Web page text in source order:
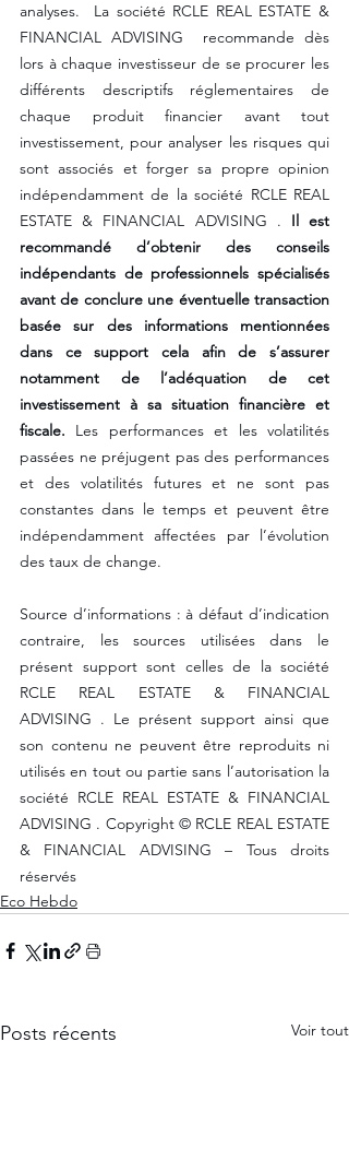
analyses.  La société RCLE REAL ESTATE &
FINANCIAL ADVISING  recommande dès
lors à chaque investisseur de se procurer les
différents descriptifs réglementaires de
chaque produit financier avant tout
investissement, pour analyser les risques qui
sont associés et forger sa propre opinion
indépendamment de la société RCLE REAL
ESTATE & FINANCIAL ADVISING . Il est
recommandé d’obtenir des conseils
indépendants de professionnels spécialisés
avant de conclure une éventuelle transaction
basée sur des informations mentionnées
dans ce support cela afin de s’assurer
notamment de l’adéquation de cet
investissement à sa situation financière et
fiscale. Les performances et les volatilités
passées ne préjugent pas des performances
et des volatilités futures et ne sont pas
constantes dans le temps et peuvent être
indépendamment affectées par l’évolution
des taux de change.
Source d’informations : à défaut d’indication
contraire, les sources utilisées dans le
présent support sont celles de la société
RCLE REAL ESTATE & FINANCIAL
ADVISING . Le présent support ainsi que
son contenu ne peuvent être reproduits ni
utilisés en tout ou partie sans l’autorisation la
société RCLE REAL ESTATE & FINANCIAL
ADVISING . Copyright © RCLE REAL ESTATE
& FINANCIAL ADVISING – Tous droits
réservés
Eco Hebdo
Posts récents Voir tout